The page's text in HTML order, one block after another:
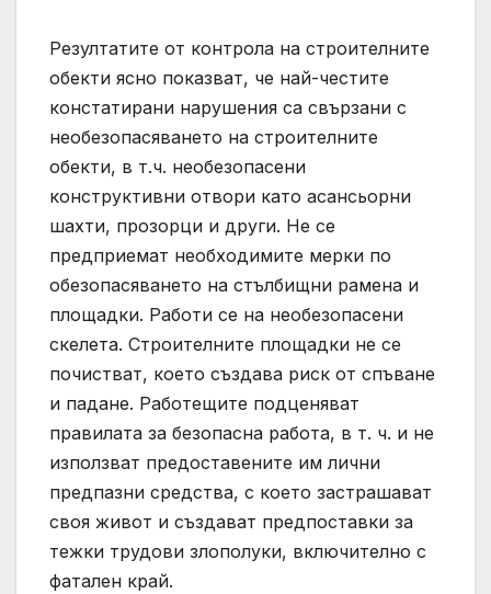
Резултатите от контрола на строителните
обекти ясно показват, че най-честите
констатирани нарушения са свързани с
необезопасяването на строителните
обекти, в т.ч. необезопасени
конструктивни отвори като асансьорни
шахти, прозорци и други. Не се
предприемат необходимите мерки по
обезопасяването на стълбищни рамена и
площадки. Работи се на необезопасени
скелета. Строителните площадки не се
почистват, което създава риск от спъване
и падане. Работещите подценяват
правилата за безопасна работа, в т. ч. и не
използват предоставените им лични
предпазни средства, с което застрашават
своя живот и създават предпоставки за
тежки трудови злополуки, включително с
фатален край.